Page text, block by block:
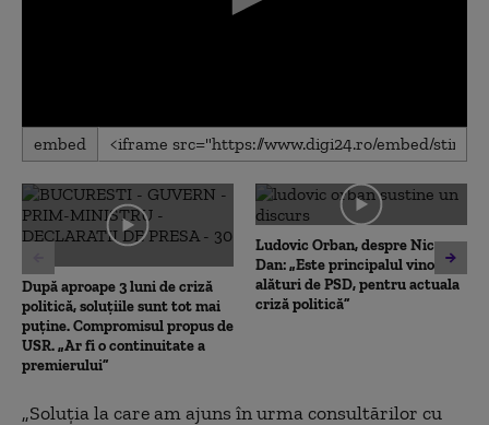
0
seconds
0
seconds
embed
După aproape 3 luni de criză
politică, soluțiile sunt tot mai
puține. Compromisul propus de
USR. „Ar fi o continuitate a
premierului”
Ludovic Orban, despre Nicușor
Dan: „Este principalul vinovat,
alături de PSD, pentru actuala
criză politică”
„Soluția la care am ajuns în urma consultărilor cu